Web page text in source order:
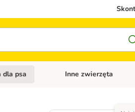
kategorii: Karma dla psa
dla psa Otwórz menu kategorii:
Inne zwierzęta